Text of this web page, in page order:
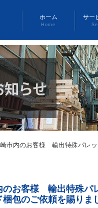
ホーム
Home
サー
市内のお客様 輸出特殊パレ
のお客様 輸出特殊パ
包のご依頼を賜りま